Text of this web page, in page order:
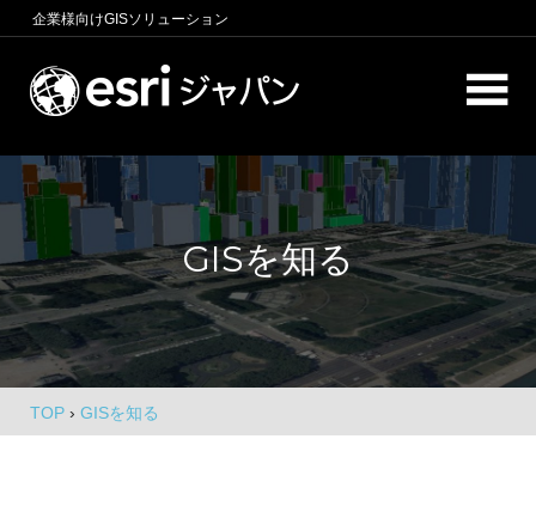
ン
プ
企業様向けGISソリューション
ー
シ
ョ
ン
イ
ン
テ
商
圏
析、
エ
リ
ア
マ
ー
ケ
テ
GISを知る
TOP › GISを知る